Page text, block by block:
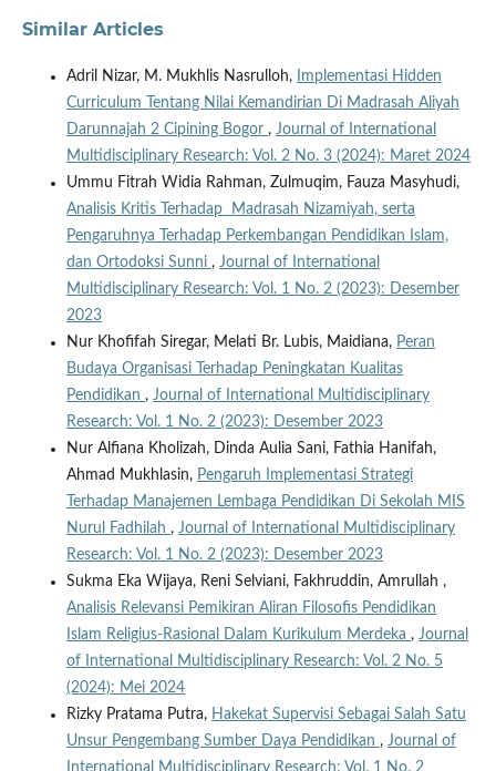
Similar Articles
Adril Nizar, M. Mukhlis Nasrulloh,
Implementasi Hidden
Curriculum Tentang Nilai Kemandirian Di Madrasah Aliyah
Darunnajah 2 Cipining Bogor , Journal of International
Multidisciplinary Research: Vol. 2 No. 3 (2024): Maret 2024
Ummu Fitrah Widia Rahman, Zulmuqim, Fauza Masyhudi,
Analisis Kritis Terhadap Madrasah Nizamiyah, serta
Pengaruhnya Terhadap Perkembangan Pendidikan Islam,
dan Ortodoksi Sunni , Journal of International
Multidisciplinary Research: Vol. 1 No. 2 (2023): Desember
2023
Nur Khofifah Siregar, Melati Br. Lubis, Maidiana, Peran
Budaya Organisasi Terhadap Peningkatan Kualitas
Pendidikan , Journal of International Multidisciplinary
Research: Vol. 1 No. 2 (2023): Desember 2023
Nur Alfiana Kholizah, Dinda Aulia Sani, Fathia Hanifah,
Ahmad Mukhlasin, Pengaruh Implementasi Strategi
Terhadap Manajemen Lembaga Pendidikan Di Sekolah MIS
Nurul Fadhilah , Journal of International Multidisciplinary
Research: Vol. 1 No. 2 (2023): Desember 2023
Sukma Eka Wijaya, Reni Selviani, Fakhruddin, Amrullah ,
Analisis Relevansi Pemikiran Aliran Filosofis Pendidikan
Islam Religius-Rasional Dalam Kurikulum Merdeka , Journal
of International Multidisciplinary Research: Vol. 2 No. 5
(2024): Mei 2024
Rizky Pratama Putra, Hakekat Supervisi Sebagai Salah Satu
Unsur Pengembang Sumber Daya Pendidikan , Journal of